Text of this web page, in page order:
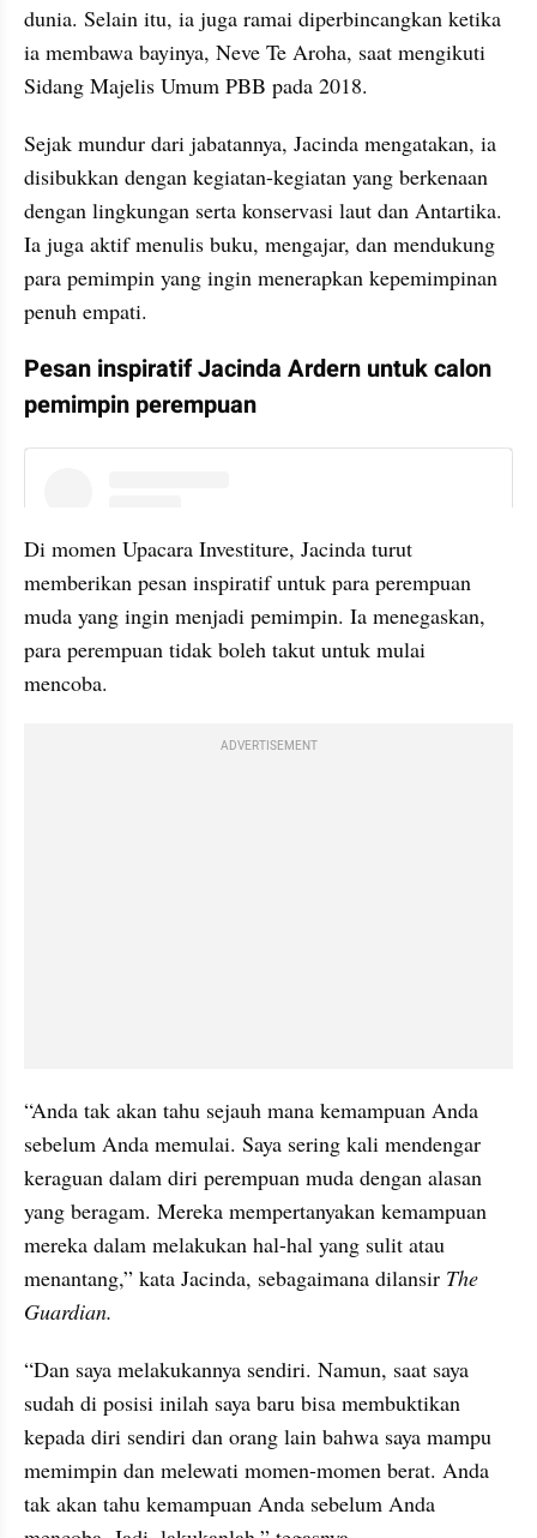
dunia. Selain itu, ia juga ramai diperbincangkan ketika
ia membawa bayinya, Neve Te Aroha, saat mengikuti
Sidang Majelis Umum PBB pada 2018.
Sejak mundur dari jabatannya, Jacinda mengatakan, ia
disibukkan dengan kegiatan-kegiatan yang berkenaan
dengan lingkungan serta konservasi laut dan Antartika.
Ia juga aktif menulis buku, mengajar, dan mendukung
para pemimpin yang ingin menerapkan kepemimpinan
penuh empati.
Pesan inspiratif Jacinda Ardern untuk calon
pemimpin perempuan
Di momen Upacara Investiture, Jacinda turut
memberikan pesan inspiratif untuk para perempuan
muda yang ingin menjadi pemimpin. Ia menegaskan,
para perempuan tidak boleh takut untuk mulai
mencoba.
ADVERTISEMENT
“Anda tak akan tahu sejauh mana kemampuan Anda
sebelum Anda memulai. Saya sering kali mendengar
keraguan dalam diri perempuan muda dengan alasan
yang beragam. Mereka mempertanyakan kemampuan
mereka dalam melakukan hal-hal yang sulit atau
menantang,” kata Jacinda, sebagaimana dilansir The
Guardian.
“Dan saya melakukannya sendiri. Namun, saat saya
sudah di posisi inilah saya baru bisa membuktikan
kepada diri sendiri dan orang lain bahwa saya mampu
memimpin dan melewati momen-momen berat. Anda
tak akan tahu kemampuan Anda sebelum Anda